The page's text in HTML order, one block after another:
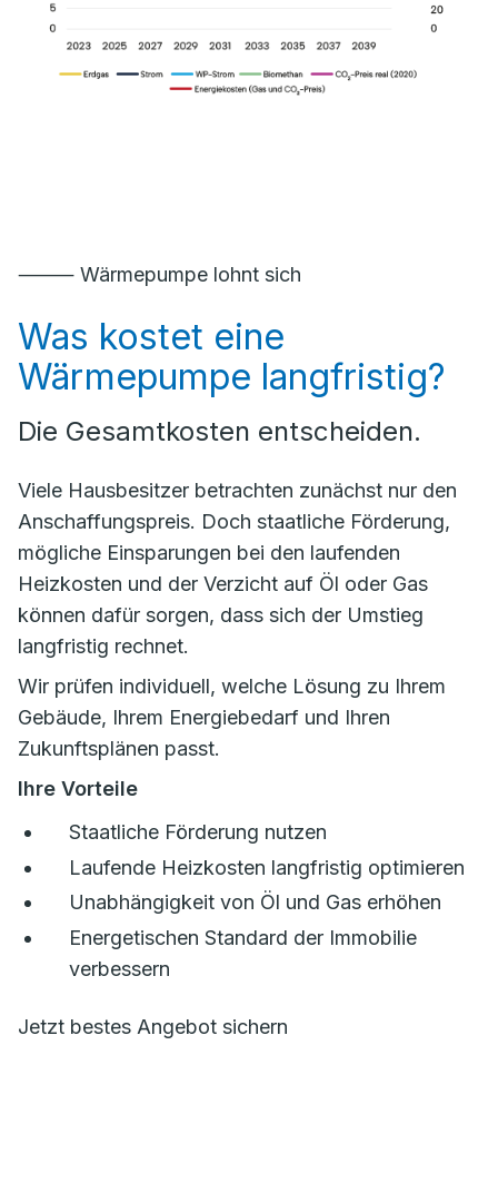
⸻ Wärmepumpe lohnt sich
Was kostet eine
Wärmepumpe langfristig?
Die Gesamtkosten entscheiden.
Viele Hausbesitzer betrachten zunächst nur den
Anschaffungspreis. Doch staatliche Förderung,
mögliche Einsparungen bei den laufenden
Heizkosten und der Verzicht auf Öl oder Gas
können dafür sorgen, dass sich der Umstieg
langfristig rechnet.
Wir prüfen individuell, welche Lösung zu Ihrem
Gebäude, Ihrem Energiebedarf und Ihren
Zukunftsplänen passt.
Ihre Vorteile
Staatliche Förderung nutzen
Laufende Heizkosten langfristig optimieren
Unabhängigkeit von Öl und Gas erhöhen
Energetischen Standard der Immobilie
verbessern
Jetzt bestes Angebot sichern